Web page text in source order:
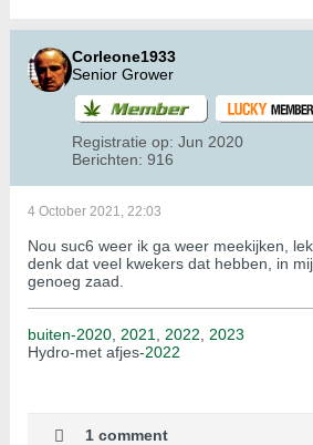
Corleone1933
Senior Grower
Registratie op: Jun 2020
Berichten: 916
4 October 2021, 22:03
Nou suc6 weer ik ga weer meekijken,
denk dat veel kwekers dat hebben, in
genoeg zaad.
buiten-2020 2021 2022
2023
Hydro-met afjes-2022
1 comment